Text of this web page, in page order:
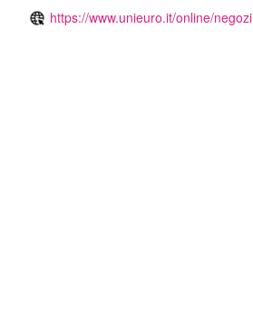
https://www.unieuro.it/online/negozi